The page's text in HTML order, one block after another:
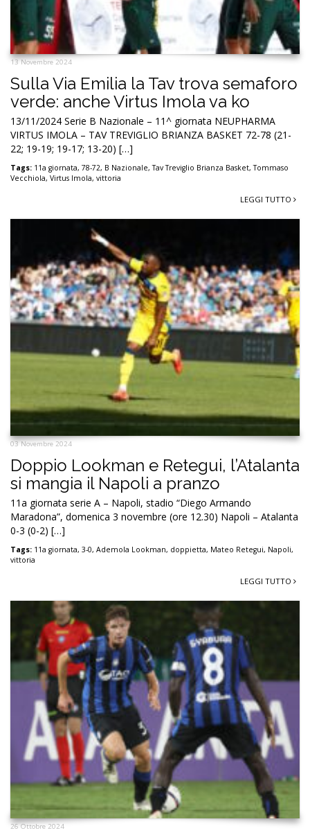
13 Novembre 2024
Sulla Via Emilia la Tav trova semaforo
verde: anche Virtus Imola va ko
13/11/2024 Serie B Nazionale – 11^ giornata NEUPHARMA
VIRTUS IMOLA – TAV TREVIGLIO BRIANZA BASKET 72-78 (21-
22; 19-19; 19-17; 13-20) […]
Tags: 11a giornata, 78-72, B Nazionale,Tav Treviglio Brianza Basket,Tommaso
Vecchiola, Virtus Imola, vittoria
LEGGI TUTTO
03 Novembre 2024
Doppio Lookman e Retegui, l’Atalanta
si mangia il Napoli a pranzo
11a giornata serie A – Napoli, stadio “Diego Armando
Maradona”, domenica 3 novembre (ore 12.30) Napoli – Atalanta
0-3 (0-2) […]
Tags: 11a giornata, 3-0, Ademola Lookman, doppietta, Mateo Retegui, Napoli,
vittoria
LEGGI TUTTO
26 Ottobre 2024